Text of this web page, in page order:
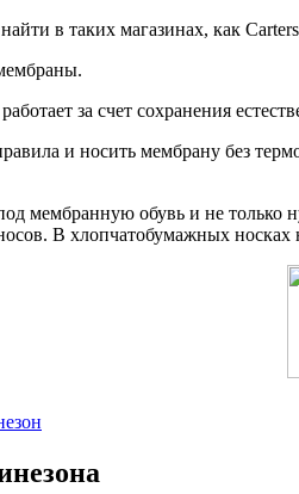
в таких магазинах, как
за счет сохранения
и носить мембрану без
мембранную обувь и не
В хлопчатобумажных носках